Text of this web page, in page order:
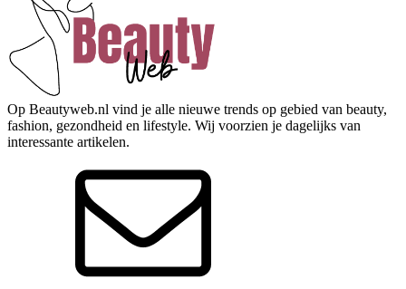
Op Beautyweb.nl vind je alle nieuwe trends op gebied van beauty,
fashion, gezondheid en lifestyle. Wij voorzien je dagelijks van
interessante artikelen.